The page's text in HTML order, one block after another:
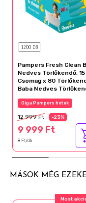
1200 DB
Pampers Fresh Clean
Nedves Törlőkendő, 15
Csomag x 80 Törlőkendő
Baba Nedves
Giga Pampers hetek
12 999 Ft -23%
9 999 Ft
8 Ft/db
MÁSOK MÉG
Most